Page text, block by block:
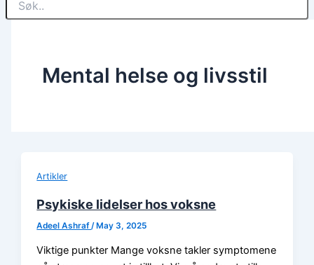
Mental helse og livsstil
Artikler
Psykiske lidelser hos voksne
Adeel Ashraf /May 3, 2025
Viktige punkter Mange voksne takler symptomene